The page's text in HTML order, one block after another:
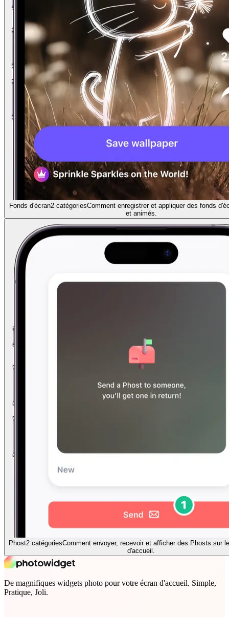
Fonds d'écran2 catégoriesComment enregistrer et appliquer des fonds
et animés.
Phost2 catégoriesComment envoyer, recevoir et afficher des Phosts sur
d'accueil.
De magnifiques widgets photo pour votre écran d'accueil. Simple,
Pratique, Joli.